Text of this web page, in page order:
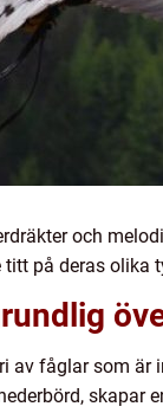
och
på deras olika
av fåglar som är